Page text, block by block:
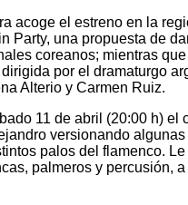
acoge el estreno en la
Party, una propuesta de
coreanos; mientras
por el dramaturgo
Alterio y Carmen Ruiz.
11 de abril (20:00 h) el
versionando
palos del flamenco.
palmeros y percusión,